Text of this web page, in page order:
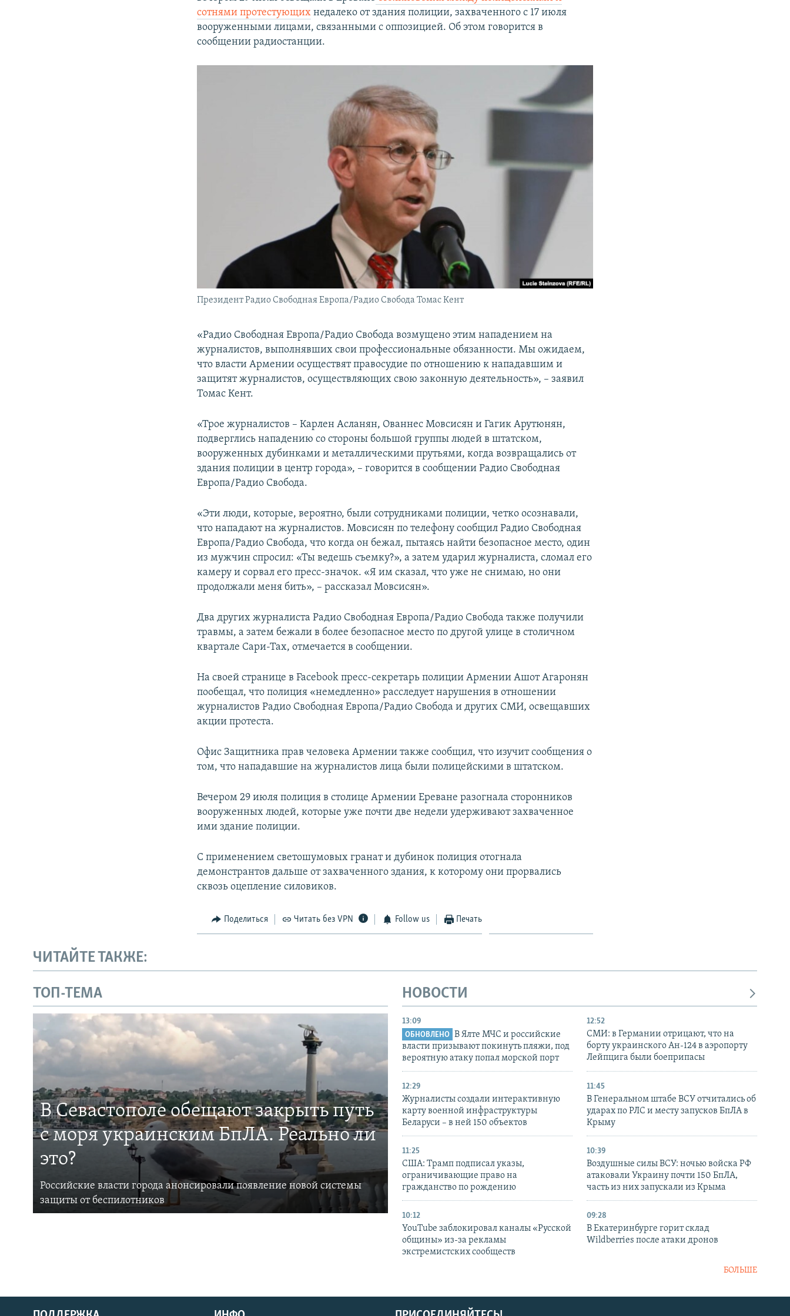
сотнями протестующих недалеко от здания полиции, захваченного с 17 июля
вооруженными лицами, связанными с оппозицией. Об этом говорится в
сообщении радиостанции.
Президент Радио Свободная Европа/Радио Свобода Томас Кент
«Радио Свободная Европа/Радио Свобода возмущено этим нападением на
журналистов, выполнявших свои профессиональные обязанности. Мы ожидаем,
что власти Армении осуществят правосудие по отношению к нападавшим и
защитят журналистов, осуществляющих свою законную деятельность», – заявил
Томас Кент.
«Трое журналистов – Карлен Асланян, Ованнес Мовсисян и Гагик Арутюнян,
подверглись нападению со стороны большой группы людей в штатском,
вооруженных дубинками и металлическими прутьями, когда возвращались от
здания полиции в центр города», – говорится в сообщении Радио Свободная
Европа/Радио Свобода.
«Эти люди, которые, вероятно, были сотрудниками полиции, четко осознавали,
что нападают на журналистов. Мовсисян по телефону сообщил Радио Свободная
Европа/Радио Свобода, что когда он бежал, пытаясь найти безопасное место, один
из мужчин спросил: «Ты ведешь съемку?», а затем ударил журналиста, сломал его
камеру и сорвал его пресс-значок. «Я им сказал, что уже не снимаю, но они
продолжали меня бить», – рассказал Мовсисян».
Два других журналиста Радио Свободная Европа/Радио Свобода также получили
травмы, а затем бежали в более безопасное место по другой улице в столичном
квартале Сари-Тах, отмечается в сообщении.
На своей странице в Facebook пресс-секретарь полиции Армении Ашот Агаронян
пообещал, что полиция «немедленно» расследует нарушения в отношении
журналистов Радио Свободная Европа/Радио Свобода и других СМИ, освещавших
акции протеста.
Офис Защитника прав человека Армении также сообщил, что изучит сообщения о
том, что нападавшие на журналистов лица были полицейскими в штатском.
Вечером 29 июля полиция в столице Армении Ереване разогнала сторонников
вооруженных людей, которые уже почти две недели удерживают захваченное
ими здание полиции.
С применением светошумовых гранат и дубинок полиция отогнала
демонстрантов дальше от захваченного здания, к которому они прорвались
сквозь оцепление силовиков.
Поделиться Читать без VPN Follow us Печать
ЧИТАЙТЕ ТАКЖЕ:
ТОП-ТЕМА
В Севастополе обещают закрыть путь
с моря украинским БпЛА. Реально ли
это?
Российские власти города анонсировали появление новой системы
защиты от беспилотников
НОВОСТИ
13:09
ОБНОВЛЕНО
В Ялте МЧС и российские
власти призывают покинуть пляжи, под
вероятную атаку попал морской порт
12:52
СМИ: в Германии отрицают, что на
борту украинского Ан-124 в аэропорту
Лейпцига были боеприпасы
12:29
Журналисты создали интерактивную
карту военной инфраструктуры
Беларуси – в ней 150 объектов
11:45
В Генеральном штабе ВСУ отчитались об
ударах по РЛС и месту запусков БпЛА в
Крыму
11:25
США: Трамп подписал указы,
ограничивающие право на
гражданство по рождению
10:39
Воздушные силы ВСУ: ночью войска РФ
атаковали Украину почти 150 БпЛА,
часть из них запускали из Крыма
10:12
YouTube заблокировал каналы «Русской
общины» из-за рекламы
экстремистских сообществ
09:28
В Екатеринбурге горит склад
Wildberries после атаки дронов
БОЛЬШЕ